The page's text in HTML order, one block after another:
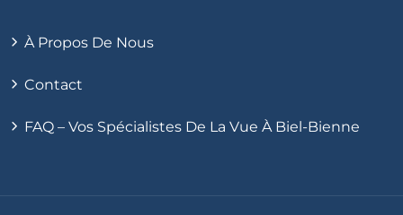
À Propos De Nous
Contact
FAQ – Vos Spécialistes De La Vue À Biel-Bienne